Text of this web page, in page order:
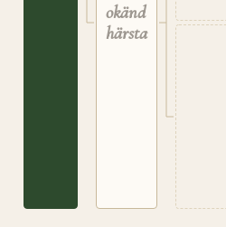
okänd
härstamning